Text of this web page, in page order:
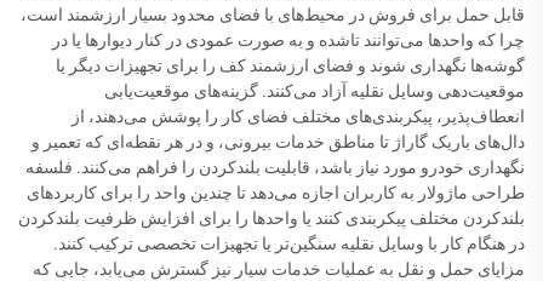
قابل حمل برای فروش در محیط‌های با فضای محدود بسیار ارزشمند است،
چرا که واحدها می‌توانند تاشده و به صورت عمودی در کنار دیوارها یا در
گوشه‌ها نگهداری شوند و فضای ارزشمند کف را برای تجهیزات دیگر یا
موقعیت‌دهی وسایل نقلیه آزاد می‌کنند. گزینه‌های موقعیت‌یابی
انعطاف‌پذیر، پیکربندی‌های مختلف فضای کار را پوشش می‌دهند، از
دال‌های باریک گاراژ تا مناطق خدمات بیرونی، و در هر نقطه‌ای که تعمیر و
نگهداری خودرو مورد نیاز باشد، قابلیت بلندکردن را فراهم می‌کنند. فلسفه
طراحی ماژولار به کاربران اجازه می‌دهد تا چندین واحد را برای کاربردهای
بلندکردن مختلف پیکربندی کنند یا واحدها را برای افزایش ظرفیت بلندکردن
در هنگام کار با وسایل نقلیه سنگین‌تر یا تجهیزات تخصصی ترکیب کنند.
مزایای حمل و نقل به عملیات خدمات سیار نیز گسترش می‌یابد، جایی که